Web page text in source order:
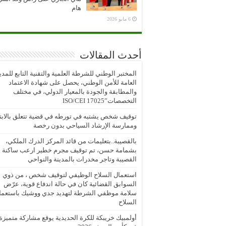
هام
6 مايو 2026
أحدث المقالات
المختبر الوطني للشرطة العلمية والتقنية التابع
العامة للأمن الوطني، يحصل على شهادة الاعتماد
والمطابقة والجودة بالمعيار الدولي، في مختلف
التخصصات”ISO/CEI 17025
توقيف شخص يشتبه في تورطه في قضية تتعلق
وممارسة الإرشاد السياحي بدون رخصة
بالقصيبة..بتعليمات من قائد المركز الدرك الملكي،
بشمامة حسن، تم توقيف مجرم خطير ارعب ساكنة
القصيبة وتاجر مخدرات بالمدينة والنواحي
استعمال السلاح الوظيفي لتوقيف شخص ، من ذوي
السوابق القضائية كان في حالة اندفاع قوية، عرّض
سلامة موظفي الشرطة لتهديد جدي ووشيك
السلاح
أولمبيك خريبكة للكرة الحديدية يوقع مشاركة متميزة